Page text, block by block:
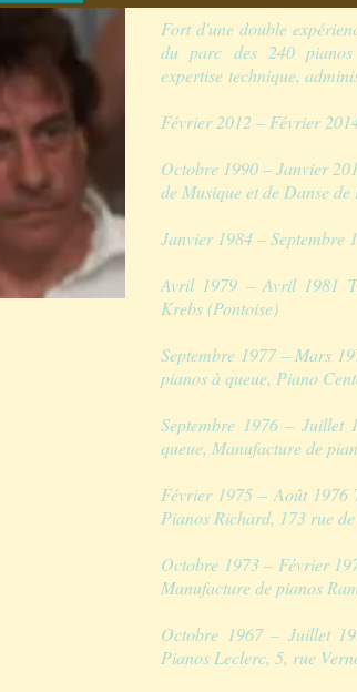
Fort d'une double
du parc des 240
expertise technique,
Février 2012 – Février
Octobre 1990 – Janvier
de Musique et de Danse de
Janvier 1984 – Septembre
Avril 1979 – Avril 1981
Krebs (Pontoise)
Septembre 1977 – Mars
pianos à queue, Piano
Septembre 1976 – Juillet
queue, Manufacture de
Février 1975 – Août 1976
Pianos Richard, 173 rue
Octobre 1973 – Février
Manufacture de pianos
Octobre 1967 – Juillet
Pianos Leclerc, 5, rue